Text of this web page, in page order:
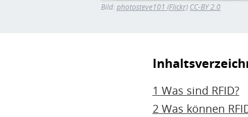
Bild:photosteve101 (Flickr) CC-BY 2.0
1 Was sind RFID?
2 Was können